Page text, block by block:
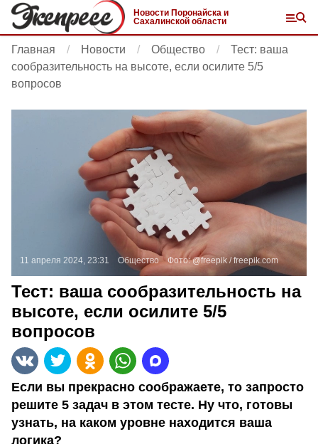
Новости Поронайска и
Сахалинской области
Главная Новости Общество
Тест: ваша
сообразительность на высоте, если осилите 5/5
вопросов
11 апреля 2024, 23:31 Общество Фото:@freepik /freepik.com
Тест: ваша сообразительность на
высоте, если осилите 5/5
вопросов
Если вы прекрасно соображаете, то запросто
решите 5 задач в этом тесте. Ну что, готовы
узнать, на каком уровне находится ваша
логика?